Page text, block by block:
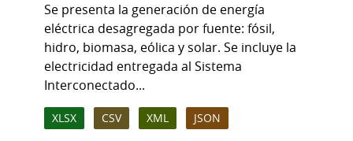
Se presenta la generación de energía
eléctrica desagregada por fuente: fósil,
hidro, biomasa, eólica y solar. Se incluye la
electricidad entregada al Sistema
Interconectado...
XLSX CSV XML JSON